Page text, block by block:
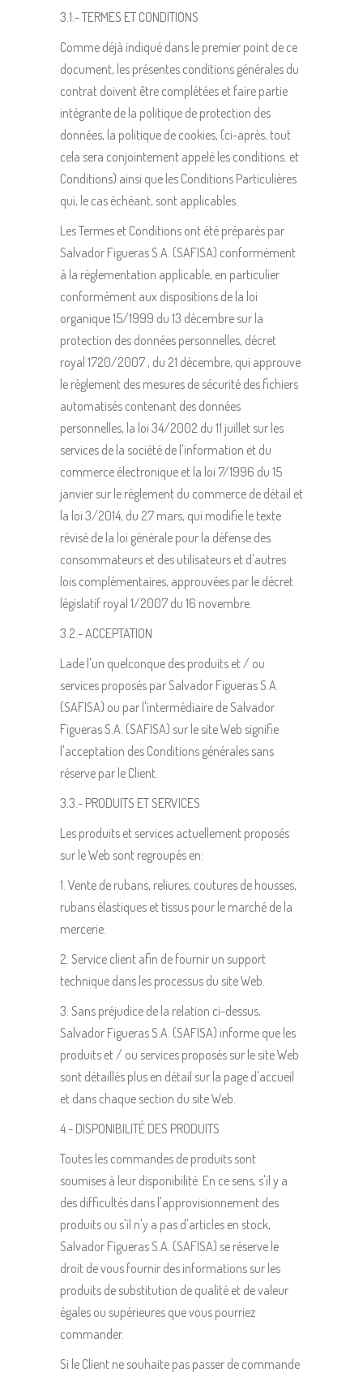
3.1.- TERMES ET CONDITIONS
Comme déjà indiqué dans le premier point de ce
document, les présentes conditions générales du
contrat doivent être complétées et faire partie
intégrante de la politique de protection des
données, la politique de cookies, (ci-après, tout
cela sera conjointement appelé les conditions. et
Conditions) ainsi que les Conditions Particulières
qui, le cas échéant, sont applicables.
Les Termes et Conditions ont été préparés par
Salvador Figueras S.A. (SAFISA) conformément
à la réglementation applicable, en particulier
conformément aux dispositions de la loi
organique 15/1999 du 13 décembre sur la
protection des données personnelles, décret
royal 1720/2007 , du 21 décembre, qui approuve
le règlement des mesures de sécurité des fichiers
automatisés contenant des données
personnelles, la loi 34/2002 du 11 juillet sur les
services de la société de l'information et du
commerce électronique et la loi 7/1996 du 15
janvier sur le règlement du commerce de détail et
la loi 3/2014, du 27 mars, qui modifie le texte
révisé de la loi générale pour la défense des
consommateurs et des utilisateurs et d'autres
lois complémentaires, approuvées par le décret
législatif royal 1/2007 du 16 novembre.
3.2.- ACCEPTATION
Lade l'un quelconque des produits et / ou
services proposés par Salvador Figueras S.A.
(SAFISA) ou par l'intermédiaire de Salvador
Figueras S.A. (SAFISA) sur le site Web signifie
l'acceptation des Conditions générales sans
réserve par le Client.
3.3.- PRODUITS ET SERVICES
Les produits et services actuellement proposés
sur le Web sont regroupés en:
1. Vente de rubans, reliures, coutures de housses,
rubans élastiques et tissus pour le marché de la
mercerie.
2. Service client afin de fournir un support
technique dans les processus du site Web.
3. Sans préjudice de la relation ci-dessus,
Salvador Figueras S.A. (SAFISA) informe que les
produits et / ou services proposés sur le site Web
sont détaillés plus en détail sur la page d'accueil
et dans chaque section du site Web.
4.- DISPONIBILITÉ DES PRODUITS
Toutes les commandes de produits sont
soumises à leur disponibilité. En ce sens, s'il y a
des difficultés dans l'approvisionnement des
produits ou s'il n'y a pas d'articles en stock,
Salvador Figueras S.A. (SAFISA) se réserve le
droit de vous fournir des informations sur les
produits de substitution de qualité et de valeur
égales ou supérieures que vous pourriez
commander.
Si le Client ne souhaite pas passer de commande